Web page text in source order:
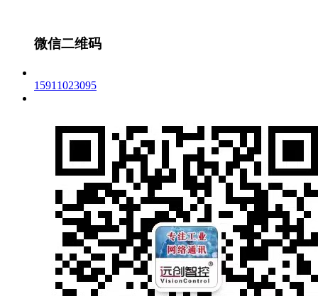
微信二维码
15911023095